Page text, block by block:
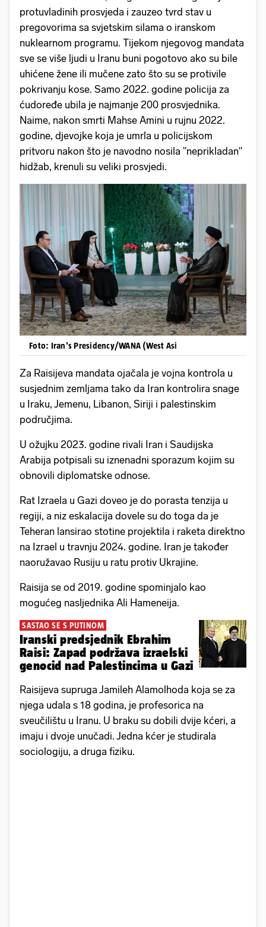
protuvladinih prosvjeda i zauzeo tvrd stav u
pregovorima sa svjetskim silama o iranskom
nuklearnom programu. Tijekom njegovog mandata
sve se više ljudi u Iranu buni pogotovo ako su bile
uhićene žene ili mučene zato što su se protivile
pokrivanju kose. Samo 2022. godine policija za
ćudoređe ubila je najmanje 200 prosvjednika.
Naime, nakon smrti Mahse Amini u rujnu 2022.
godine, djevojke koja je umrla u policijskom
pritvoru nakon što je navodno nosila "neprikladan"
hidžab, krenuli su veliki prosvjedi.
Foto: Iran's Presidency/WANA (West Asi
Za Raisijeva mandata ojačala je vojna kontrola u
susjednim zemljama tako da Iran kontrolira snage
u Iraku, Jemenu, Libanon, Siriji i palestinskim
područjima.
U ožujku 2023. godine rivali Iran i Saudijska
Arabija potpisali su iznenadni sporazum kojim su
obnovili diplomatske odnose.
Rat Izraela u Gazi doveo je do porasta tenzija u
regiji, a niz eskalacija dovele su do toga da je
Teheran lansirao stotine projektila i raketa direktno
na Izrael u travnju 2024. godine. Iran je također
naoružavao Rusiju u ratu protiv Ukrajine.
Raisija se od 2019. godine spominjalo kao
mogućeg nasljednika Ali Hameneija.
SASTAO SE S PUTINOM
Iranski predsjednik Ebrahim
Raisi: Zapad podržava izraelski
genocid nad Palestincima u Gazi
Raisijeva supruga Jamileh Alamolhoda koja se za
njega udala s 18 godina, je profesorica na
sveučilištu u Iranu. U braku su dobili dvije kćeri, a
imaju i dvoje unučadi. Jedna kćer je studirala
sociologiju, a druga fiziku.